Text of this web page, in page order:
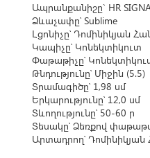
Ապրանքանիշը` HR
Ձևաչափը՝ Sublime
Լցոնիչը՝ Դոմինիկյան
Կապիչը՝ Կոնեկտիկուտ
Փաթաթիչը՝
Թնդությունը՝ Միջին (5.5)
Տրամագիծը՝ 1,98 սմ
Երկարությունը՝ 12,0 սմ
Տևողությունը՝ 50-60 ր
Տեսակը՝ Ձեռքով
Արտադրող՝